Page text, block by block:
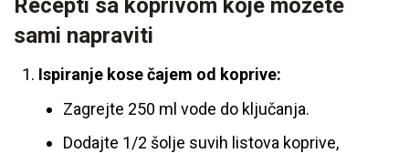
Recepti sa koprivom koje možete
sami napraviti
Ispiranje kose čajem od koprive:
Zagrejte 250 ml vode do ključanja.
Dodajte 1/2 šolje suvih listova koprive,